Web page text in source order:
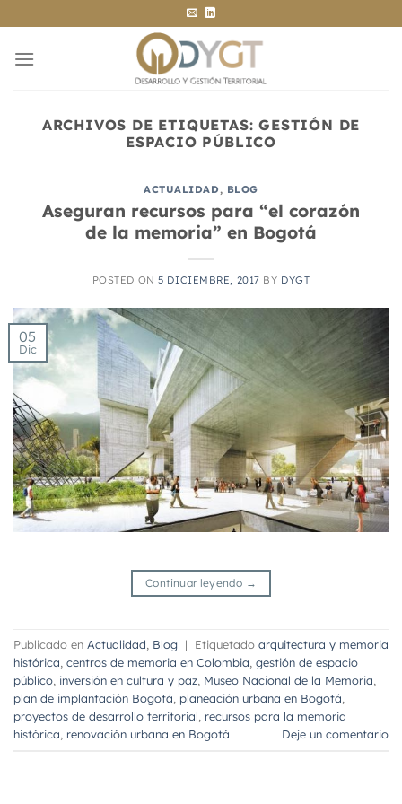
al
contenido
ARCHIVOS DE ETIQUETAS:GESTIÓN DE
ESPACIO PÚBLICO
ACTUALIDAD, BLOG
Aseguran recursos para “el corazón
de la memoria” en Bogotá
POSTED ON5 DICIEMBRE, 2017 BY DYGT
05
Dic
Continuar leyendo →
Publicado en Actualidad Blog | Etiquetado arquitectura y memoria
histórica centros de memoria en Colombia gestión de espacio
público inversión en cultura y paz Museo Nacional de la Memoria
plan de implantación Bogotá planeación urbana en Bogotá
proyectos de desarrollo territorial recursos para la memoria
histórica renovación urbana en Bogotá Deje un comentario